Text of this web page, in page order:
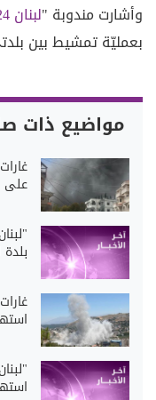
وأشارت مندوبة "لبنان 24
بعمليّة تمشيط بين
مواضيع ذات
على